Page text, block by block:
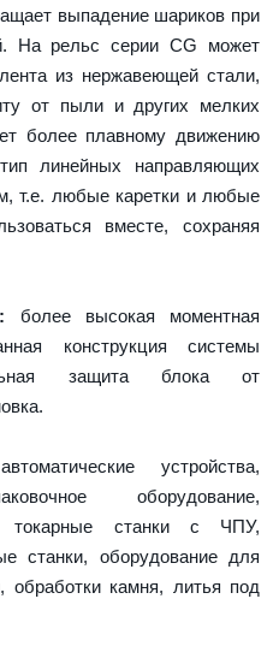
выпадение шариков при
На рельс серии CG может
из нержавеющей стали,
от пыли и других мелких
более плавному движению
линейных направляющих
т.е. любые каретки и любые
вместе, сохраняя
более высокая моментная
конструкция системы
защита блока от
устройства,
оборудование,
токарные станки с ЧПУ,
станки, оборудование для
обработки камня, литья под